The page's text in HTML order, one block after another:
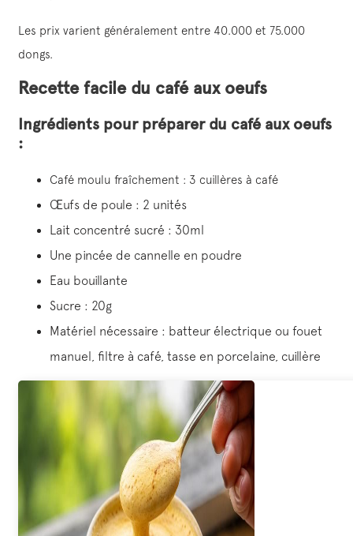
Les prix varient généralement entre 40.000 et 75.000
dongs.
Recette facile du café aux oeufs
Ingrédients pour préparer du café aux oeufs
:
Café moulu fraîchement : 3 cuillères à café
Œufs de poule : 2 unités
Lait concentré sucré : 30ml
Une pincée de cannelle en poudre
Eau bouillante
Sucre : 20g
Matériel nécessaire : batteur électrique ou fouet
manuel, filtre à café, tasse en porcelaine, cuillère